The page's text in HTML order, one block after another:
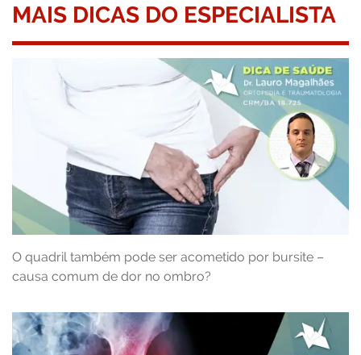
MAIS DICAS DO ESPECIALISTA
O quadril também pode ser acometido por bursite –
causa comum de dor no ombro?